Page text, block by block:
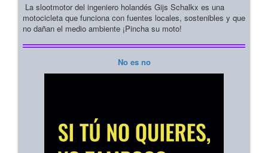
La slootmotor del ingeniero holandés Gijs Schalkx es una
motocicleta que funciona con fuentes locales, sostenibles y que
no dañan el medio ambiente ¡Pincha su moto!
No es no